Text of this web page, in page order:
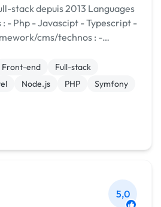
depuis 2013 Languages
- Php - Javascipt - Typescript -
de CMS ou ré...
Front-end
Full-stack
Node.js PHP
Symfony
5,0